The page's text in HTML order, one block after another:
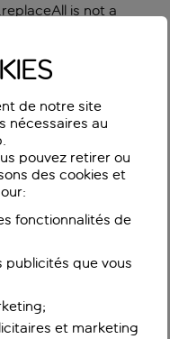
is not a
de notre site
nécessaires au
pouvez retirer ou
des cookies et
fonctionnalités de
publicités que vous
et marketing